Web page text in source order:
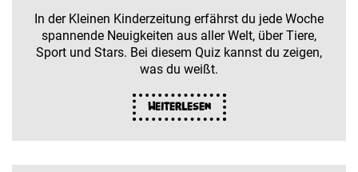
In der Kleinen Kinderzeitung erfährst du jede Woche
spannende Neuigkeiten aus aller Welt, über Tiere,
Sport und Stars. Bei diesem Quiz kannst du zeigen,
was du weißt.
Weiterlesen